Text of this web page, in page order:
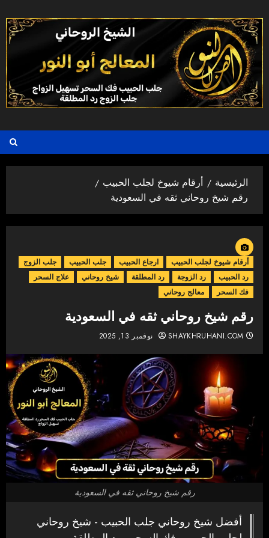
إلى
المحتوى
الرئيسية
أرقام شيوخ لجلب الحبيب
رقم شيخ روحاني ثقه في السعودية
أرقام شيوخ لجلب الحبيب ارجاع الحبيب جلب الحبيب
جلب الزوج
رد الحبيب
رد الزوجة رد المطلقة شيخ روحاني
علاج السحر
فك السحر
معالج روحاني
رقم شيخ روحاني ثقه في السعودية
SHAYKHRUHANI.COM نوفمبر 13, 2025
رقم شيخ روحاني ثقه في السعودية
أفضل شيخ روحاني جلب الحبيب - شيخ روحاني